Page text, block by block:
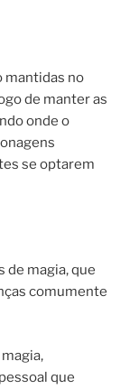
mantidas no
de manter as
onde o
se optarem
de magia, que
comumente
que